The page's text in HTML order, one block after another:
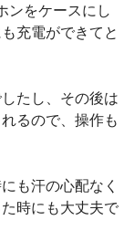
ンをケースにし
充電ができてと
たし、その後は
るので、操作も
も汗の心配なく
時にも大丈夫で